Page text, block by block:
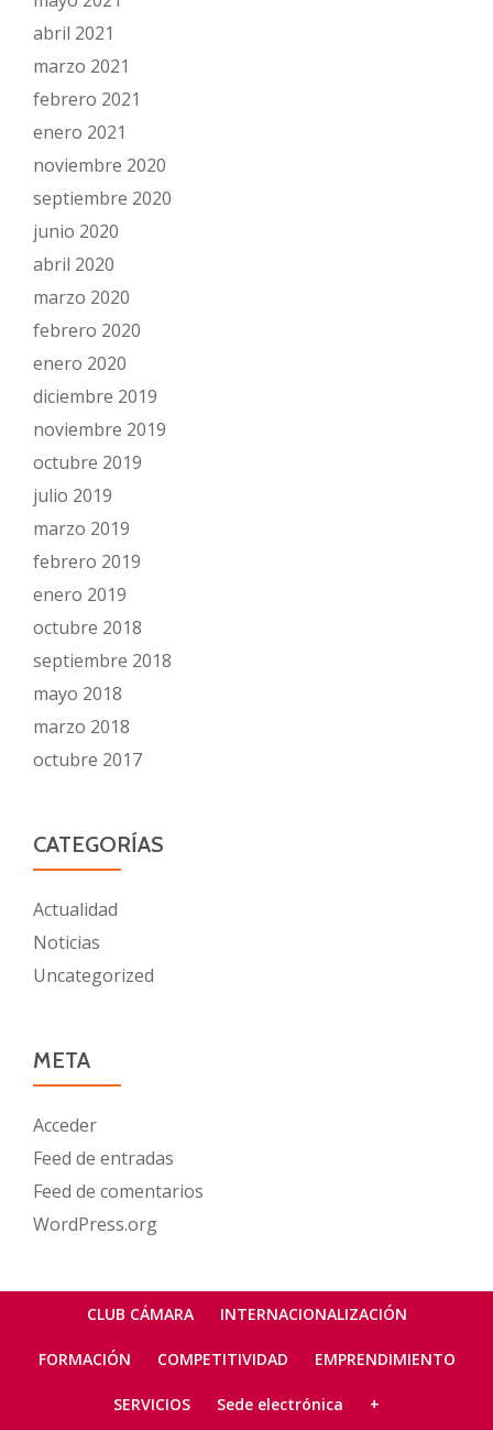
abril 2021
marzo 2021
febrero 2021
enero 2021
noviembre 2020
septiembre 2020
junio 2020
abril 2020
marzo 2020
febrero 2020
enero 2020
diciembre 2019
noviembre 2019
octubre 2019
julio 2019
marzo 2019
febrero 2019
enero 2019
octubre 2018
septiembre 2018
mayo 2018
marzo 2018
octubre 2017
CATEGORÍAS
Actualidad
Noticias
Uncategorized
META
Acceder
Feed de entradas
Feed de comentarios
WordPress.org
Menú
secundario
CLUB CÁMARA INTERNACIONALIZACIÓN
FORMACIÓN COMPETITIVIDAD EMPRENDIMIENTO
SERVICIOS Sede electrónica +